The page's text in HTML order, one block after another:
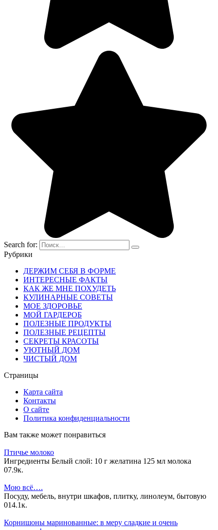
Search for:
Рубрики
ДЕРЖИМ СЕБЯ В ФОРМЕ
ИНТЕРЕСНЫЕ ФАКТЫ
КАК ЖЕ МНЕ ПОХУДЕТЬ
КУЛИНАРНЫЕ СОВЕТЫ
МОЕ ЗДОРОВЬЕ
МОЙ ГАРДЕРОБ
ПОЛЕЗНЫЕ ПРОДУКТЫ
ПОЛЕЗНЫЕ РЕЦЕПТЫ
СЕКРЕТЫ КРАСОТЫ
УЮТНЫЙ ДОМ
ЧИСТЫЙ ДОМ
Страницы
Карта сайта
Контакты
О сайте
Политика конфиденциальности
Вам также может понравиться
Птичье молоко
Ингредиенты Белый слой: 10 г желатина 125 мл молока
07.9к.
Мою всё….
Посуду, мебель, внутри шкафов, плитку, линолеум, бытовую
014.1к.
Корнишоны маринованные: в меру сладкие и очень